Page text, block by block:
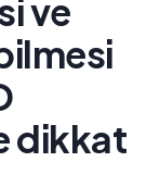
ve
dikkat